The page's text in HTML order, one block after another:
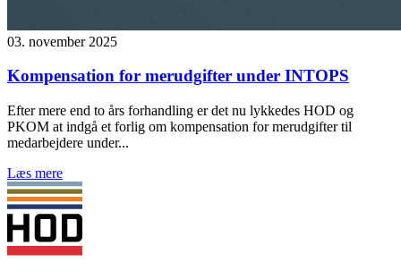
03. november 2025
Kompensation for merudgifter under INTOPS
Efter mere end to års forhandling er det nu lykkedes HOD og
PKOM at indgå et forlig om kompensation for merudgifter til
medarbejdere under...
Læs mere